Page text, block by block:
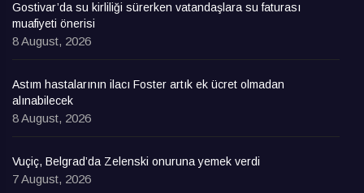
Gostivar’da su kirliliği sürerken vatandaşlara su faturası
muafiyeti önerisi
8 August, 2026
Astım hastalarının ilacı Foster artık ek ücret olmadan
alınabilecek
8 August, 2026
Vuçiç, Belgrad’da Zelenski onuruna yemek verdi
7 August, 2026